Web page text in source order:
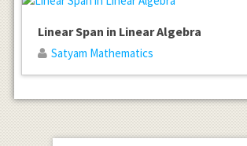
Linear Span in Linear Algebra
Satyam Mathematics